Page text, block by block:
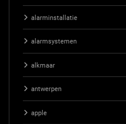
alarminstallatie
alarmsystemen
alkmaar
antwerpen
apple